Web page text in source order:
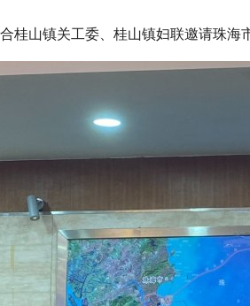
桂山镇关工委、桂山镇妇联邀请珠